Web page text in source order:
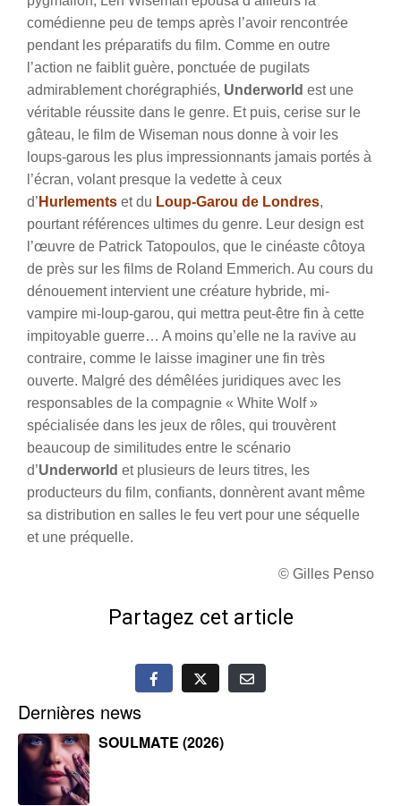
comédienne peu de temps après l’avoir rencontrée
pendant les préparatifs du film. Comme en outre
l’action ne faiblit guère, ponctuée de pugilats
admirablement chorégraphiés, Underworld est une
véritable réussite dans le genre. Et puis, cerise sur le
gâteau, le film de Wiseman nous donne à voir les
loups-garous les plus impressionnants jamais portés à
l’écran, volant presque la vedette à ceux
d’ Hurlements et du Loup-Garou de Londres,
pourtant références ultimes du genre. Leur design est
l’œuvre de Patrick Tatopoulos, que le cinéaste côtoya
de près sur les films de Roland Emmerich. Au cours du
dénouement intervient une créature hybride, mi-
vampire mi-loup-garou, qui mettra peut-être fin à cette
impitoyable guerre… A moins qu’elle ne la ravive au
contraire, comme le laisse imaginer une fin très
ouverte. Malgré des démêlées juridiques avec les
responsables de la compagnie « White Wolf »
spécialisée dans les jeux de rôles, qui trouvèrent
beaucoup de similitudes entre le scénario
d’Underworld et plusieurs de leurs titres, les
producteurs du film, confiants, donnèrent avant même
sa distribution en salles le feu vert pour une séquelle
et une préquelle.
© Gilles Penso
Partagez cet article
Dernières news
SOULMATE (2026)